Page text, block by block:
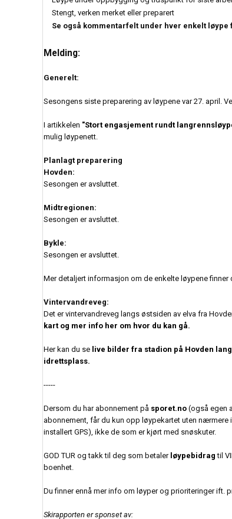
Stengt, verken merket eller preparert
Se også kommentarfelt under hver enkelt
Melding:
Generelt:
Sesongens siste preparering av løypene var 27. april.
I artikkelen "Stort engasjement rundt
mulig løypenett.
Planlagt preparering
Hovden:
Sesongen er avsluttet.
Midtregionen:
Sesongen er avsluttet.
Bykle:
Sesongen er avsluttet.
Mer detaljert informasjon om de enkelte løypene
Vintervandreveg:
Det er vintervandreveg langs østsiden av elva fra
kart og mer info her om hvor du kan gå.
Her kan du se live bilder fra stadion på Hovden
idrettsplass.
-----
Dersom du har abonnement på sporet.no (også egen
abonnement, får du kun opp løypekartet uten
installert GPS), ikke de som er kjørt med snøskuter.
GOD TUR og takk til deg som betaler løypebidrag til
boenhet.
Du finner ennå mer info om løyper og prioriteringer ift.
Skirapporten er sponset av: